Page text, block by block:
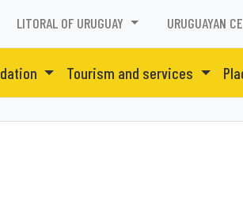
LITORAL OF URUGUAY URUGUAYAN
Tourism and services